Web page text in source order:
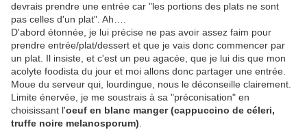
devrais prendre une entrée car "les portions des plats ne sont
pas celles d'un plat". Ah….
D'abord étonnée, je lui précise ne pas avoir assez faim pour
prendre entrée/plat/dessert et que je vais donc commencer par
un plat. Il insiste, et c'est un peu agacée, que je lui dis que mon
acolyte foodista du jour et moi allons donc partager une entrée.
Moue du serveur qui, lourdingue, nous le déconseille clairement.
Limite énervée, je me soustrais à sa "préconisation" en
choisissant l'oeuf en blanc manger (cappuccino de céleri,
truffe noire melanosporum)